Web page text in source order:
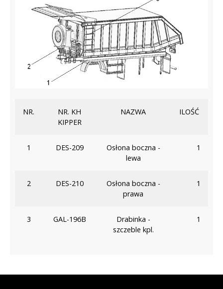
NR.
NR. KH
KIPPER
NAZWA ILOŚĆ
1 DES-209
Osłona boczna -
lewa
1
2 DES-210
Osłona boczna -
prawa
1
3 GAL-196B
Drabinka -
szczeble kpl.
1